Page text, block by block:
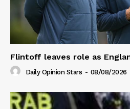
Flintoff leaves role as
Daily Opinion Stars - 08/08/2026